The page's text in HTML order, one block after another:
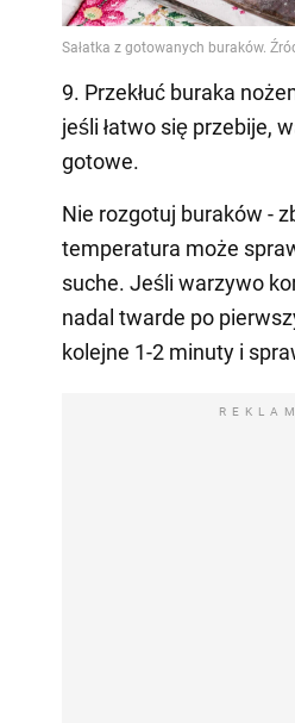
9. Przekłuć buraka
jeśli łatwo się przebije,
gotowe.
Nie rozgotuj buraków -
temperatura może
suche. Jeśli warzywo
nadal twarde po
kolejne 1-2 minuty i